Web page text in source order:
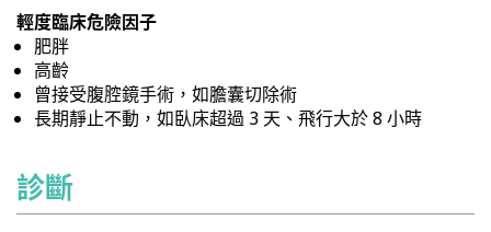
輕度臨床危險因子
肥胖
高齡
曾接受腹腔鏡手術，如膽囊切除術
長期靜止不動，如臥床超過 3 天、飛行大於 8 小時
診斷